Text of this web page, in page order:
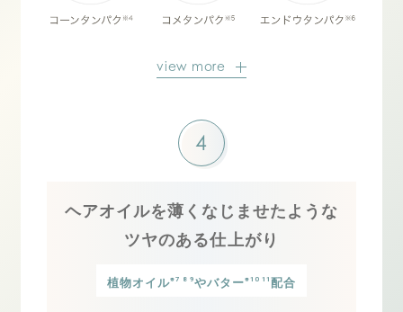
view more
4
ヘアオイルを薄くなじませたような
ツヤのある仕上がり
植物オイル※7 8 9やバター※10 11配合